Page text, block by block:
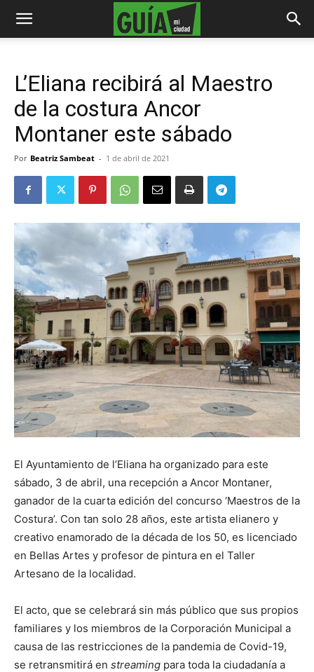
L’Eliana recibirá al Maestro
de la costura Ancor
Montaner este sábado
Por Beatriz Sambeat - 1 de abril de 2021
El Ayuntamiento de l’Eliana ha organizado para este
sábado, 3 de abril, una recepción a Ancor Montaner,
ganador de la cuarta edición del concurso ‘Maestros de la
Costura’. Con tan solo 28 años, este artista elianero y
creativo enamorado de la década de los 50, es licenciado
en Bellas Artes y profesor de pintura en el Taller
Artesano de la localidad.
El acto, que se celebrará sin más público que sus propios
familiares y los miembros de la Corporación Municipal a
causa de las restricciones de la pandemia de Covid-19,
se retransmitirá en streaming para toda la ciudadanía a